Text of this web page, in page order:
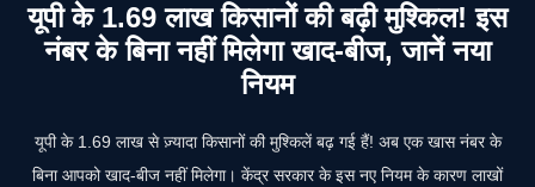
यूपी के 1.69 लाख किसानों की बढ़ी मुश्किल! इस
नंबर के बिना नहीं मिलेगा खाद-बीज, जानें नया
नियम
यूपी के 1.69 लाख से ज़्यादा किसानों की मुश्किलें बढ़ गई हैं! अब एक खास नंबर के
बिना आपको खाद-बीज नहीं मिलेगा। केंद्र सरकार के इस नए नियम के कारण लाखों